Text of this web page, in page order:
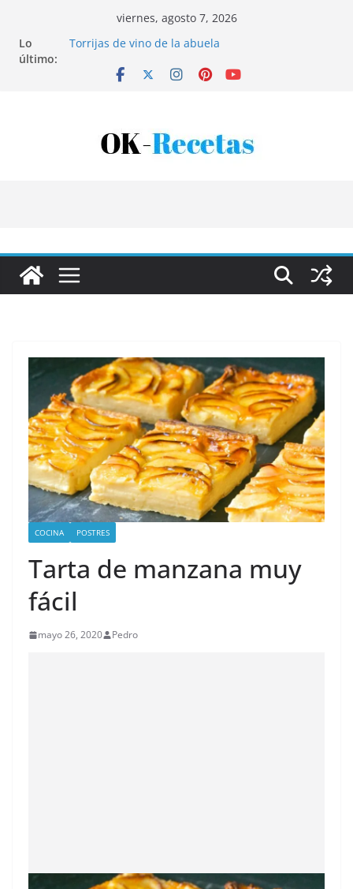
contenido
viernes, agosto 7, 2026
Lo
último:
Torrijas de vino de la abuela
Bandeja de pescaíto frito
COCINA POSTRES
Tarta de manzana muy
fácil
mayo 26, 2020 Pedro